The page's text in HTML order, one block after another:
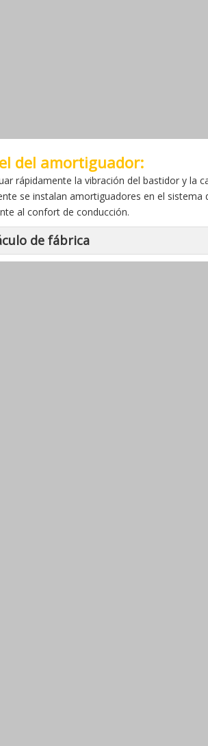
del amortiguador:
rápidamente la vibración del bastidor y
se instalan amortiguadores en el
al confort de conducción.
de fábrica